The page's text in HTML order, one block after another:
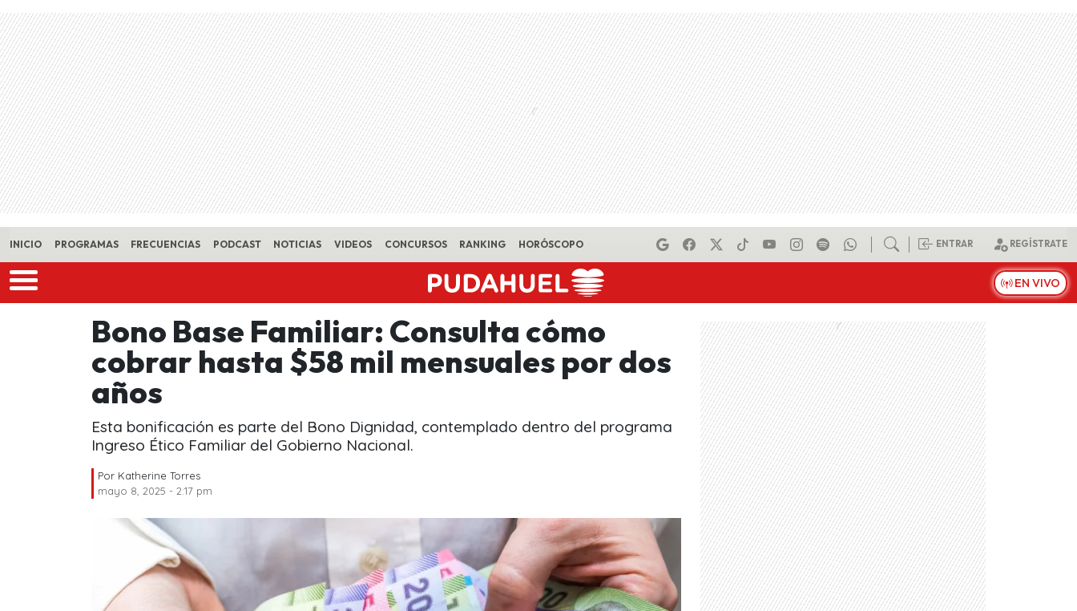
Skip to main content
INICIO PROGRAMAS FRECUENCIAS PODCAST NOTICIAS VIDEOS CONCURSOS RANKING HORÓSCOPO ENTRAR REGÍSTRATE
EN VIVO
Bono Base Familiar: Consulta cómo
cobrar hasta $58 mil mensuales por dos
años
Esta bonificación es parte del Bono Dignidad, contemplado dentro del programa
Ingreso Ético Familiar del Gobierno Nacional.
Por Katherine Torres
mayo 8, 2025 - 2:17 pm